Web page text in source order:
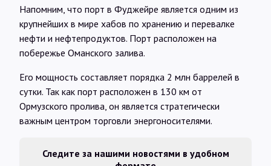
Напомним, что порт в Фуджейре является одним из
крупнейших в мире хабов по хранению и перевалке
нефти и нефтепродуктов. Порт расположен на
побережье Оманского залива.
Его мощность составляет порядка 2 млн баррелей в
сутки. Так как порт расположен в 130 км от
Ормузского пролива, он является стратегически
важным центром торговли энергоносителями.
Следите за нашими новостями в удобном